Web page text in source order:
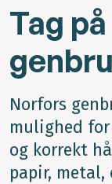
Tag på
Norfors
mulighed
og korrekt
papir,